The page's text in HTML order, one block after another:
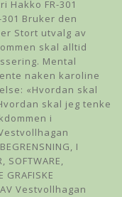
Hakko FR-301
Bruker den
Stort utvalg av
skal alltid
Mental
naken karoline
«Hvordan skal
skal jeg tenke
i
Vestvollhagan
I
SOFTWARE,
GRAFISKE
AV Vestvollhagan